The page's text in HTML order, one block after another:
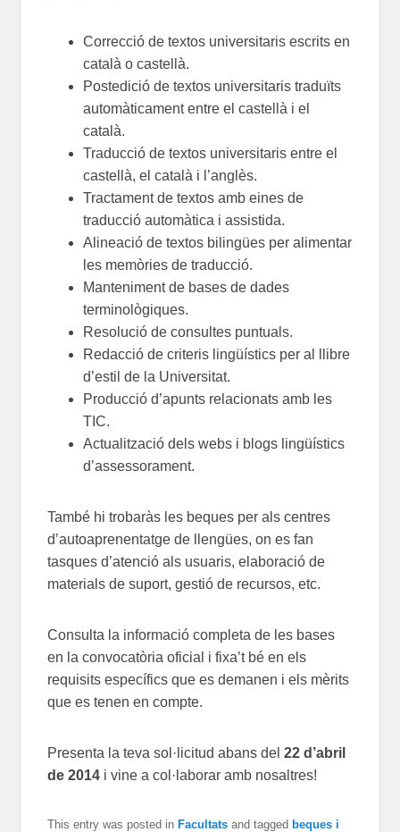
Correcció de textos universitaris escrits en
català o castellà.
Postedició de textos universitaris traduïts
automàticament entre el castellà i el
català.
Traducció de textos universitaris entre el
castellà, el català i l’anglès.
Tractament de textos amb eines de
traducció automàtica i assistida.
Alineació de textos bilingües per alimentar
les memòries de traducció.
Manteniment de bases de dades
terminològiques.
Resolució de consultes puntuals.
Redacció de criteris lingüístics per al llibre
d’estil de la Universitat.
Producció d’apunts relacionats amb les
TIC.
Actualització dels webs i blogs lingüístics
d’assessorament.
També hi trobaràs les beques per als centres
d’autoaprenentatge de llengües, on es fan
tasques d’atenció als usuaris, elaboració de
materials de suport, gestió de recursos, etc.
Consulta la informació completa de les bases
en la convocatòria oficial i fixa’t bé en els
requisits específics que es demanen i els mèrits
que es tenen en compte.
Presenta la teva sol·licitud abans del22 d’abril
de 2014 i vine a col·laborar amb nosaltres!
This entry was posted in Facultats and tagged beques i